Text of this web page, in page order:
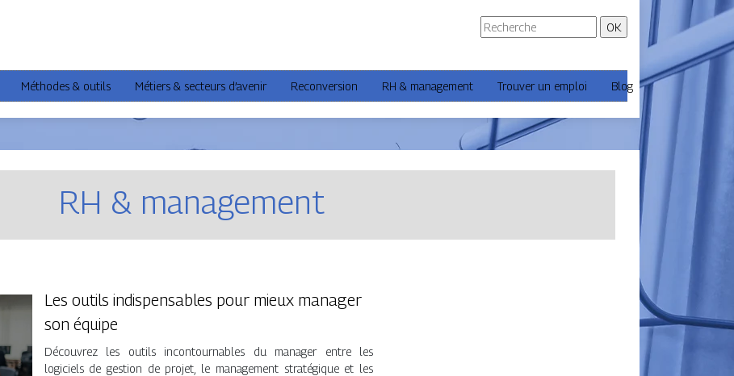
Méthodes & outils Métiers & secteurs d’avenir Reconversion RH & management Trouver un emploi Blog
RH & management
Les outils indispensables pour mieux manager
son équipe
Découvrez les outils incontournables du manager entre les
logiciels de gestion de projet, le management stratégique et les